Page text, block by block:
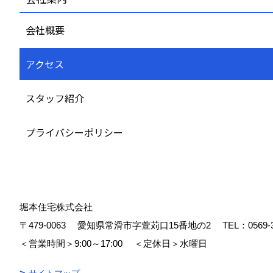
会社概要
アクセス
スタッフ紹介
プライバシーポリシー
堀本住宅株式会社
〒479-0063
愛知県常滑市字萱苅口15番地の2 TEL： 0569-
＜営業時間＞9:00～17:00
＜定休日＞水曜日